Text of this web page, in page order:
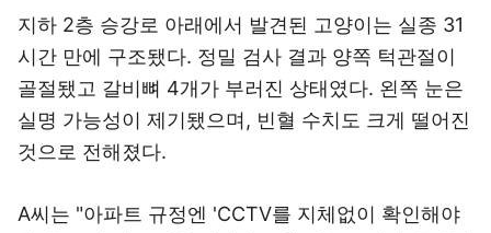
지하 2층 승강로 아래에서 발견된 고양이는 실종 31
시간 만에 구조됐다. 정밀 검사 결과 양쪽 턱관절이
골절됐고 갈비뼈 4개가 부러진 상태였다. 왼쪽 눈은
실명 가능성이 제기됐으며, 빈혈 수치도 크게 떨어진
것으로 전해졌다.
A씨는 "아파트 규정엔 'CCTV를 지체없이 확인해야